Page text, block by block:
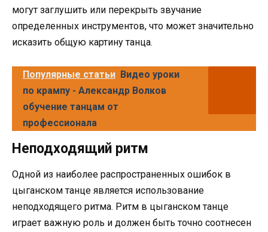
могут заглушить или перекрыть звучание
определенных инструментов, что может значительно
исказить общую картину танца.
Популярные статьи Видео уроки
по крампу - Александр Волков
обучение танцам от
профессионала
Неподходящий ритм
Одной из наиболее распространенных ошибок в
цыганском танце является использование
неподходящего ритма. Ритм в цыганском танце
играет важную роль и должен быть точно соотнесен